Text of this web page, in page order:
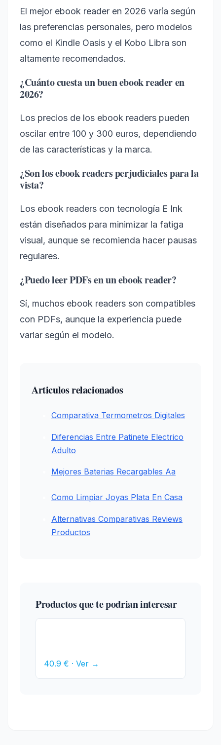
El mejor ebook reader en 2026 varía según
las preferencias personales, pero modelos
como el Kindle Oasis y el Kobo Libra son
altamente recomendados.
¿Cuánto cuesta un buen ebook reader en
2026?
Los precios de los ebook readers pueden
oscilar entre 100 y 300 euros, dependiendo
de las características y la marca.
¿Son los ebook readers perjudiciales para la
vista?
Los ebook readers con tecnología E Ink
están diseñados para minimizar la fatiga
visual, aunque se recomienda hacer pausas
regulares.
¿Puedo leer PDFs en un ebook reader?
Sí, muchos ebook readers son compatibles
con PDFs, aunque la experiencia puede
variar según el modelo.
Articulos relacionados
Comparativa Termometros Digitales
Diferencias Entre Patinete Electrico
Adulto
Mejores Baterias Recargables Aa
Como Limpiar Joyas Plata En Casa
Alternativas Comparativas Reviews
Productos
Productos que te podrian interesar
40.9 € · Ver →